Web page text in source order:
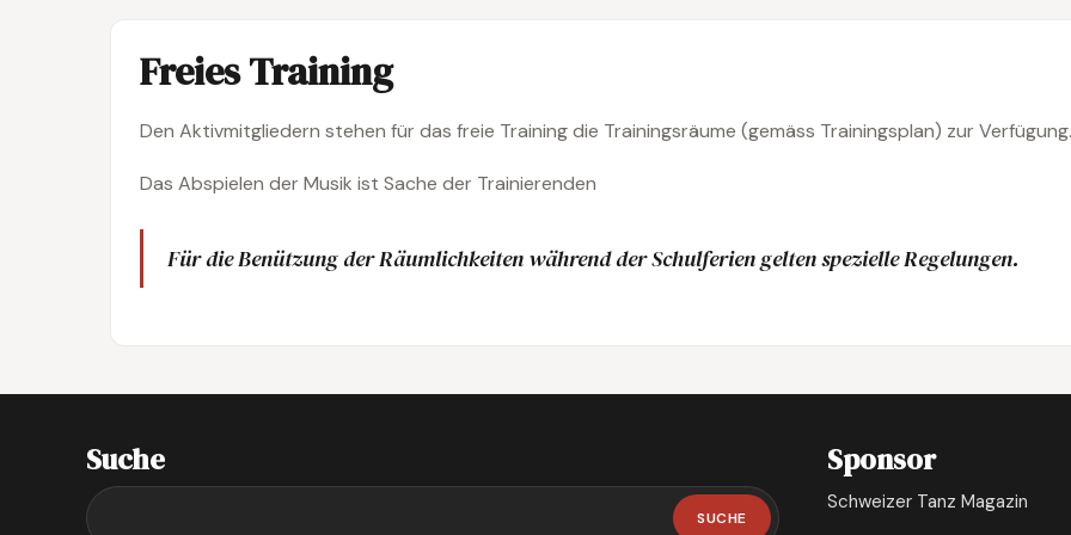
Freies Training
Den Aktivmitgliedern stehen für das freie Training die Trainingsräume (gemäss Trainingsplan) zur
Das Abspielen der Musik ist Sache der Trainierenden
Für die Benützung der Räumlichkeiten während der Schulferien gelten spezielle Regelungen.
Suche
Suchen
SUCHE
Sponsor
Schweizer Tanz Magazin